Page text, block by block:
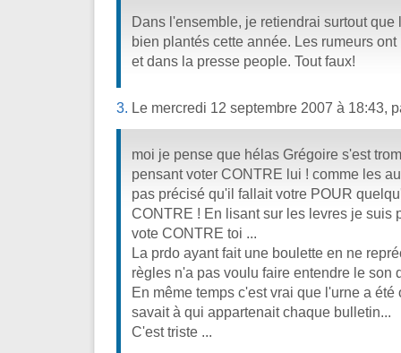
Dans l'ensemble, je retiendrai surtout que
bien plantés cette année. Les rumeurs
et dans la presse people. Tout faux!
3. Le mercredi 12 septembre 2007 à 18:43,
moi je pense que hélas Grégoire s'est
pensant voter CONTRE lui ! comme les
pas précisé qu'il fallait votre POUR
CONTRE ! En lisant sur les levres je suis
vote CONTRE toi ...
La prdo ayant fait une boulette en ne
règles n'a pas voulu faire entendre le son
En même temps c'est vrai que l'urne a
savait à qui appartenait chaque bulletin...
C'est triste ...